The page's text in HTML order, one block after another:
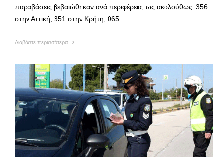
παραβάσεις βεβαιώθηκαν ανά περιφέρεια, ως ακολούθως: 356
στην Αττική, 351 στην Κρήτη, 065 …
Διαβάστε περισσότερα